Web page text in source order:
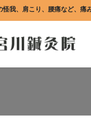
怪我、肩こり、腰痛など、